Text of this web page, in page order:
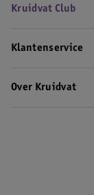
Kruidvat Club
Klantenservice
Over Kruidvat